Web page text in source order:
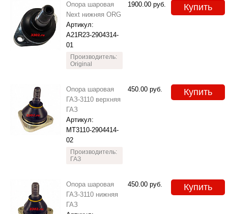
Опора шаровая
Next нижняя ORG
Артикул:
A21R23-2904314-
01
Производитель:
Original
1900.00 руб. Купить
Опора шаровая
ГАЗ-3110 верхняя
ГАЗ
Артикул:
МТ3110-2904414-
02
Производитель:
ГАЗ
450.00 руб. Купить
Опора шаровая
ГАЗ-3110 нижняя
ГАЗ
450.00 руб. Купить